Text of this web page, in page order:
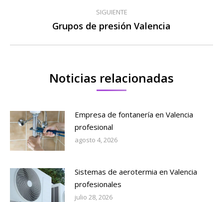
publicaciones
SIGUIENTE
Publicación
Grupos de presión Valencia
Noticias relacionadas
Empresa de fontanería en Valencia
profesional
agosto 4, 2026
Sistemas de aerotermia en Valencia
profesionales
julio 28, 2026